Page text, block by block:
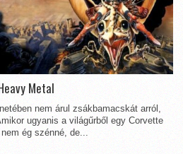
Metal
nem árul zsákbamacskát arról,
ugyanis a világűrből egy Corvette
ég szénné, de...